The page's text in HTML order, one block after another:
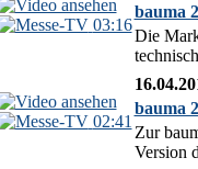
03:16
bauma
Die
02:41
bauma
Zur
Version